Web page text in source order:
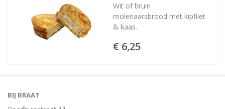
Wit of bruin
molenaarsbrood met kipfilet
& kaas.
€ 6,25
BIJ BRAAT